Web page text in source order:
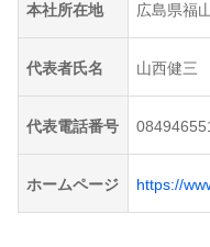
本社所在地 広島県福
代表者氏名 山西健三
代表電話番号
ホームページ https://